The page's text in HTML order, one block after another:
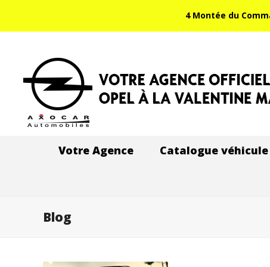
4 Montée du
Votre Agence Catalogue véhicule
Blog